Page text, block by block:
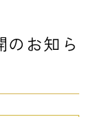
のお知ら